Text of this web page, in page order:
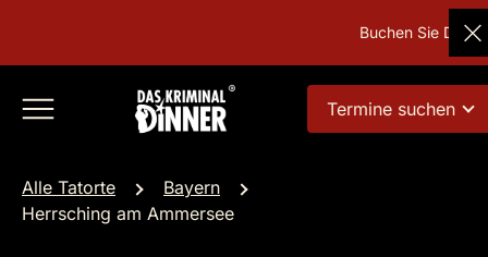
Buchen Sie
Termine suchen
Alle Tatorte
Bayern
Herrsching am Ammersee